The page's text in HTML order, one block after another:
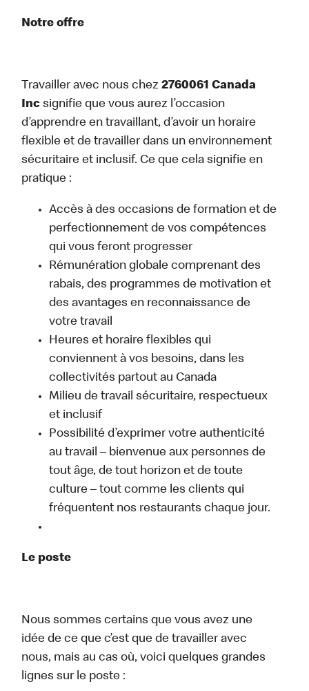
Notre offre
Travailler avec nous chez2760061 Canada
Incsignifie que vous aurez l’occasion
d’apprendre en travaillant, d’avoir un horaire
flexible et de travailler dans un environnement
sécuritaire et inclusif. Ce que cela signifie en
pratique :
Accès à des occasions de formation et de
perfectionnement de vos compétences
qui vous feront progresser
Rémunération globale comprenant des
rabais, des programmes de motivation et
des avantages en reconnaissance de
votre travail
Heures et horaire flexibles qui
conviennent à vos besoins, dans les
collectivités partout au Canada
Milieu de travail sécuritaire, respectueux
et inclusif
Possibilité d’exprimer votre authenticité
au travail – bienvenue aux personnes de
tout âge, de tout horizon et de toute
culture – tout comme les clients qui
fréquentent nos restaurants chaque jour.
Le poste
Nous sommes certains que vous avez une
idée de ce que c’est que de travailler avec
nous, mais au cas où, voici quelques grandes
lignes sur le poste :